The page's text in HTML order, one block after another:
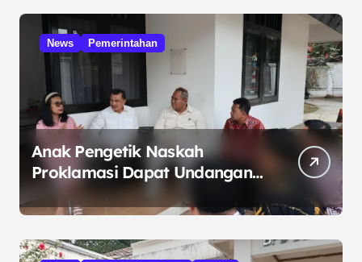
News Pemerintahan
Anak Pengetik Naskah
Proklamasi Dapat Undangan
HUT RI dari Presiden
Prabowo